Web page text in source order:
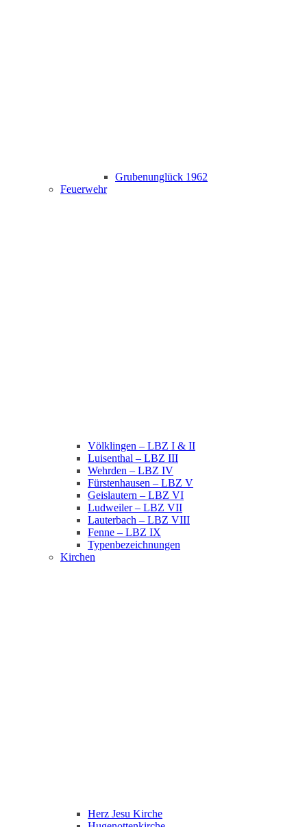
Grubenunglück 1962
Feuerwehr
Völklingen – LBZ I & II
Luisenthal – LBZ III
Wehrden – LBZ IV
Fürstenhausen – LBZ V
Geislautern – LBZ VI
Ludweiler – LBZ VII
Lauterbach – LBZ VIII
Fenne – LBZ IX
Typenbezeichnungen
Kirchen
Herz Jesu Kirche